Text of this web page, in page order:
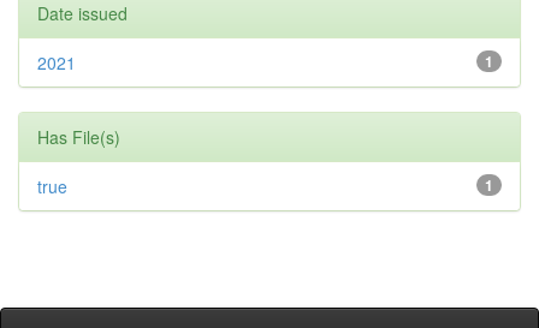
Date issued
1
2021
Has File(s)
1
true